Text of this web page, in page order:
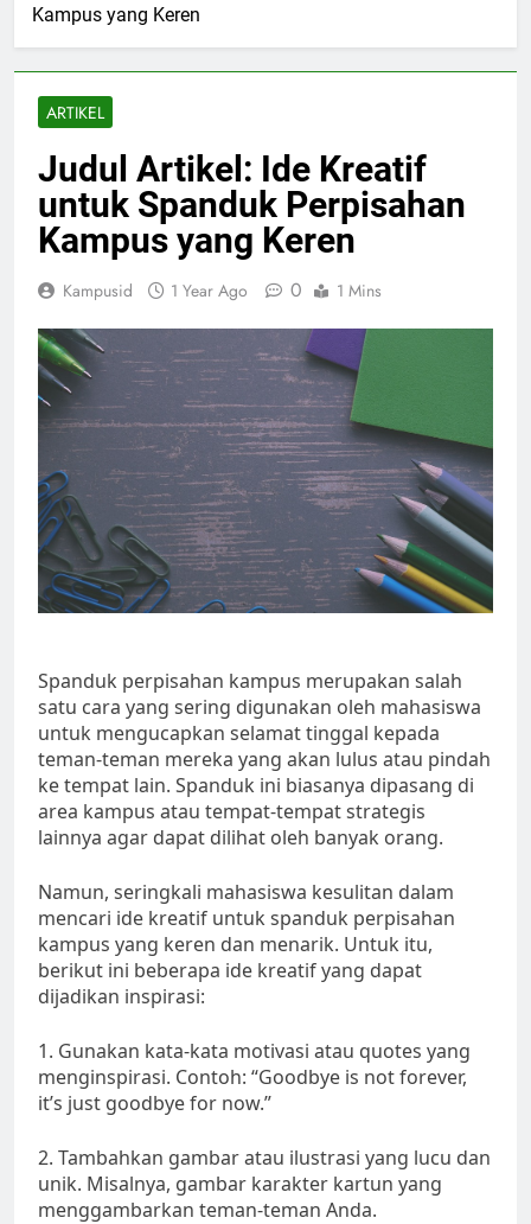
Kampus yang Keren
ARTIKEL
Judul Artikel: Ide Kreatif
untuk Spanduk Perpisahan
Kampus yang Keren
Kampusid 1 Year Ago 0 1 Mins
Spanduk perpisahan kampus merupakan salah
satu cara yang sering digunakan oleh mahasiswa
untuk mengucapkan selamat tinggal kepada
teman-teman mereka yang akan lulus atau pindah
ke tempat lain. Spanduk ini biasanya dipasang di
area kampus atau tempat-tempat strategis
lainnya agar dapat dilihat oleh banyak orang.
Namun, seringkali mahasiswa kesulitan dalam
mencari ide kreatif untuk spanduk perpisahan
kampus yang keren dan menarik. Untuk itu,
berikut ini beberapa ide kreatif yang dapat
dijadikan inspirasi:
1. Gunakan kata-kata motivasi atau quotes yang
menginspirasi. Contoh: “Goodbye is not forever,
it’s just goodbye for now.”
2. Tambahkan gambar atau ilustrasi yang lucu dan
unik. Misalnya, gambar karakter kartun yang
menggambarkan teman-teman Anda.